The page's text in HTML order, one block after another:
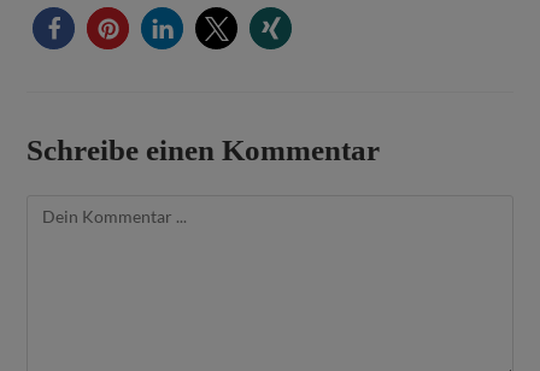
Schreibe einen Kommentar